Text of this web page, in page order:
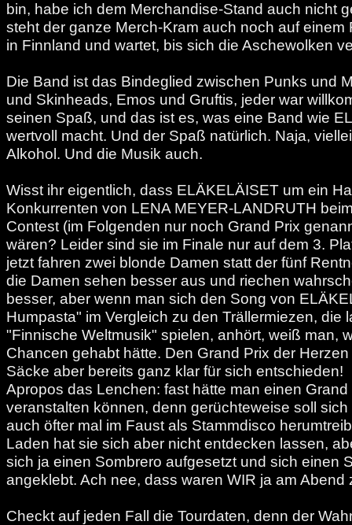
bin, habe ich dem Merchandise-Stand auch nicht
steht der ganze Merch-Kram auch noch auf einem
in Finnland und wartet, bis sich die Aschewolken
Die Band ist das Bindeglied zwischen Punks und
und Skinheads, Emos und Gruftis, jeder war
seinen Spaß, und das ist es, was eine Band wie
wertvoll macht. Und der Spaß natürlich. Naja,
Alkohol. Und die Musik auch.
Wisst ihr eigentlich, dass ELÄKELÄISET um ein
Konkurrenten von LENA MEYER-LANDRUTH
Contest (im Folgenden nur noch Grand Prix
wären? Leider sind sie im Finale nur auf dem 3.
jetzt fahren zwei blonde Damen statt der fünf
die Damen sehen besser aus und riechen
besser, aber wenn man sich den Song von
Humpasta" im Vergleich zu den Trällermiezen, die
"Finnische Weltmusik" spielen, anhört, weiß man,
Chancen gehabt hätte. Den Grand Prix der
Säcke aber bereits ganz klar für sich entschieden!
Apropos das Lenchen: fast hätte man einen
veranstalten können, denn gerüchteweise soll
auch öfter mal im Faust als Stammdisco
Laden hat sie sich aber nicht entdecken lassen,
sich ja einen Sombrero aufgesetzt und sich einen
angeklebt. Ach nee, dass waren WIR ja am Abend
Checkt auf jeden Fall die Tourdaten, denn der